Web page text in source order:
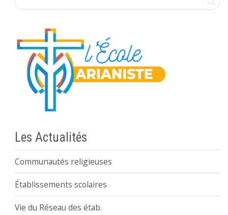
Les Actualités
Communautés religieuses
Établissements scolaires
Vie du Réseau des étab.